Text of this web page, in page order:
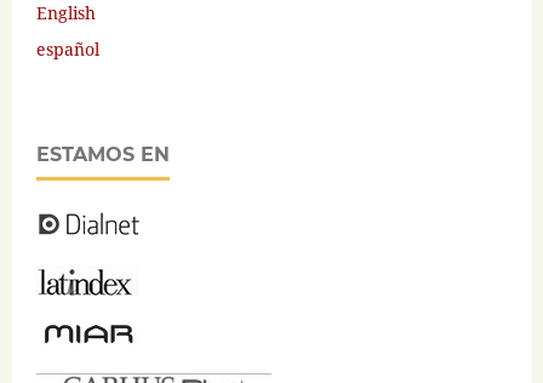
English
español
ESTAMOS EN